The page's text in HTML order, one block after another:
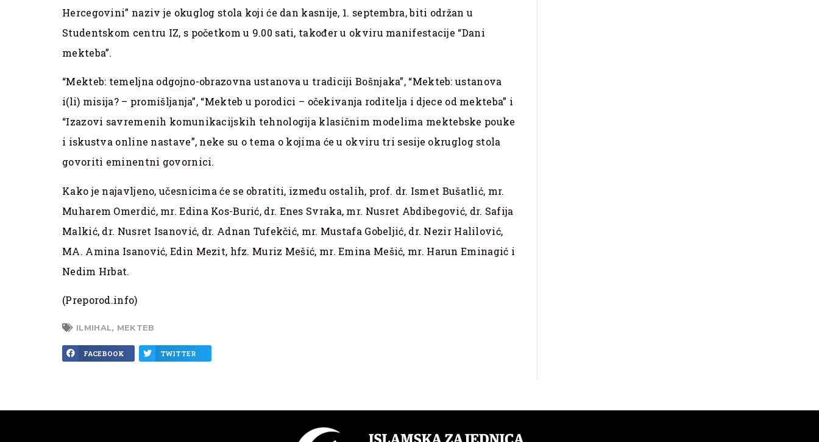
Hercegovini” naziv je okuglog stola koji će dan kasnije, 1. septembra, biti održan u
Studentskom centru IZ, s početkom u 9.00 sati, također u okviru manifestacije “Dani
mekteba”.
“Mekteb: temeljna odgojno-obrazovna ustanova u tradiciji Bošnjaka”, “Mekteb: ustanova
i(li) misija? – promišljanja”, “Mekteb u porodici – očekivanja roditelja i djece od mekteba” i
“Izazovi savremenih komunikacijskih tehnologija klasičnim modelima mektebske pouke
i iskustva online nastave”, neke su o tema o kojima će u okviru tri sesije okruglog stola
govoriti eminentni govornici.
Kako je najavljeno, učesnicima će se obratiti, između ostalih, prof. dr. Ismet Bušatlić, mr.
Muharem Omerdić, mr. Edina Kos-Burić, dr. Enes Svraka, mr. Nusret Abdibegović, dr. Safija
Malkić, dr. Nusret Isanović, dr. Adnan Tufekčić, mr. Mustafa Gobeljić, dr. Nezir Halilović,
MA. Amina Isanović, Edin Mezit, hfz. Muriz Mešić, mr. Emina Mešić, mr. Harun Eminagić i
Nedim Hrbat.
(Preporod.info)
ILMIHAL, MEKTEB
FACEBOOK TWITTER